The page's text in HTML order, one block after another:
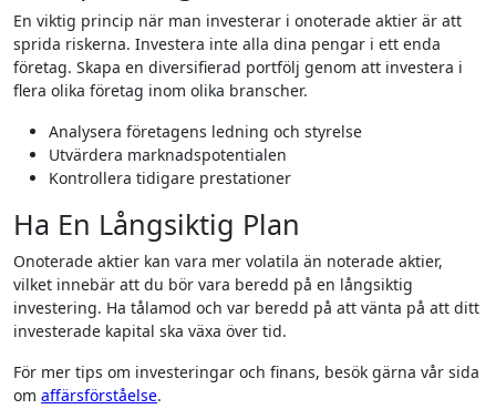
En viktig princip när man investerar i onoterade aktier är att
sprida riskerna. Investera inte alla dina pengar i ett enda
företag. Skapa en diversifierad portfölj genom att investera i
flera olika företag inom olika branscher.
Analysera företagens ledning och styrelse
Utvärdera marknadspotentialen
Kontrollera tidigare prestationer
Ha En Långsiktig Plan
Onoterade aktier kan vara mer volatila än noterade aktier,
vilket innebär att du bör vara beredd på en långsiktig
investering. Ha tålamod och var beredd på att vänta på att ditt
investerade kapital ska växa över tid.
För mer tips om investeringar och finans, besök gärna vår sida
om affärsförståelse.